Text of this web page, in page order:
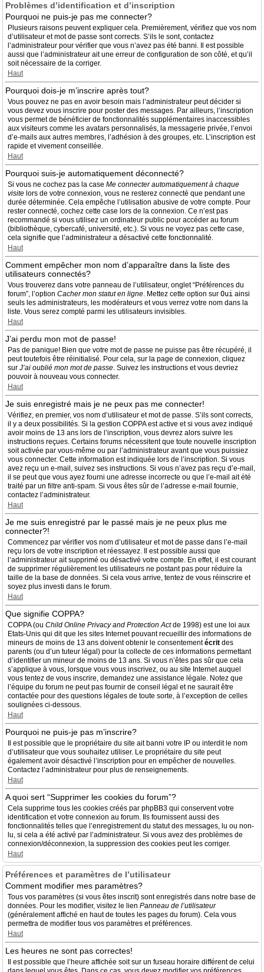
Problèmes d’identification et d’inscription
Pourquoi ne puis-je pas me connecter?
Plusieurs raisons peuvent expliquer cela. Premièrement, vérifiez que vos nom
d’utilisateur et mot de passe sont corrects. S’ils le sont, contactez
l’administrateur pour vérifier que vous n’avez pas été banni. Il est possible
aussi que l’administrateur ait une erreur de configuration de son côté, et qu’il
soit nécessaire de la corriger.
Haut
Pourquoi dois-je m’inscrire après tout?
Vous pouvez ne pas en avoir besoin mais l’administrateur peut décider si
vous devez vous inscrire pour poster des messages. Par ailleurs, l’inscription
vous permet de bénéficier de fonctionnalités supplémentaires inaccessibles
aux visiteurs comme les avatars personnalisés, la messagerie privée, l’envoi
d’e-mails aux autres membres, l’adhésion à des groupes, etc. L’inscription est
rapide et vivement conseillée.
Haut
Pourquoi suis-je automatiquement déconnecté?
Si vous ne cochez pas la case Me connecter automatiquement à chaque
visite lors de votre connexion, vous ne resterez connecté que pendant une
durée déterminée. Cela empêche l’utilisation abusive de votre compte. Pour
rester connecté, cochez cette case lors de la connexion. Ce n’est pas
recommandé si vous utilisez un ordinateur public pour accéder au forum
(bibliothèque, cybercafé, université, etc.). Si vous ne voyez pas cette case,
cela signifie que l’administrateur a désactivé cette fonctionnalité.
Haut
Comment empêcher mon nom d’apparaître dans la liste des
utilisateurs connectés?
Vous trouverez dans votre panneau de l’utilisateur, onglet “Préférences du
forum”, l’option Cacher mon statut en ligne. Mettez cette option sur Oui ainsi
seuls les administrateurs, les modérateurs et vous verrez votre nom dans la
liste. Vous serez compté parmi les utilisateurs invisibles.
Haut
J’ai perdu mon mot de passe!
Pas de panique! Bien que votre mot de passe ne puisse pas être récupéré, il
peut toutefois être réinitialisé. Pour cela, sur la page de connexion, cliquez
sur J’ai oublié mon mot de passe. Suivez les instructions et vous devriez
pouvoir à nouveau vous connecter.
Haut
Je suis enregistré mais je ne peux pas me connecter!
Vérifiez, en premier, vos nom d’utilisateur et mot de passe. S’ils sont corrects,
il y a deux possibilités. Si la gestion COPPA est active et si vous avez indiqué
avoir moins de 13 ans lors de l’inscription, vous devrez alors suivre les
instructions reçues. Certains forums nécessitent que toute nouvelle inscription
soit activée par vous-même ou par l’administrateur avant que vous puissiez
vous connecter. Cette information est indiquée lors de l’inscription. Si vous
avez reçu un e-mail, suivez ses instructions. Si vous n’avez pas reçu d’e-mail,
il se peut que vous ayez fourni une adresse incorrecte ou que l’e-mail ait été
traité par un filtre anti-spam. Si vous êtes sûr de l’adresse e-mail fournie,
contactez l’administrateur.
Haut
Je me suis enregistré par le passé mais je ne peux plus me
connecter?!
Commencez par vérifier vos nom d’utilisateur et mot de passe dans l’e-mail
reçu lors de votre inscription et réessayez. Il est possible aussi que
l’administrateur ait supprimé ou désactivé votre compte. En effet, il est courant
de supprimer régulièrement les utilisateurs ne postant pas pour réduire la
taille de la base de données. Si cela vous arrive, tentez de vous réinscrire et
soyez plus investi dans le forum.
Haut
Que signifie COPPA?
COPPA (ou Child Online Privacy and Protection Actde 1998) est une loi aux
Etats-Unis qui dit que les sites Internet pouvant recueillir des informations de
mineurs de moins de 13 ans doivent obtenir le consentementécrit des
parents (ou d’un tuteur légal) pour la collecte de ces informations permettant
d’identifier un mineur de moins de 13 ans. Si vous n’êtes pas sûr que cela
s’applique à vous, lorsque vous vous inscrivez, ou au site Internet auquel
vous tentez de vous inscrire, demandez une assistance légale. Notez que
l’équipe du forum ne peut pas fournir de conseil légal et ne saurait être
contactée pour des questions légales de toute sorte, à l’exception de celles
soulignées ci-dessous.
Haut
Pourquoi ne puis-je pas m’inscrire?
Il est possible que le propriétaire du site ait banni votre IP ou interdit le nom
d’utilisateur que vous souhaitez utiliser. Le propriétaire du site peut
également avoir désactivé l’inscription pour en empêcher de nouvelles.
Contactez l’administrateur pour plus de renseignements.
Haut
A quoi sert “Supprimer les cookies du forum”?
Cela supprime tous les cookies créés par phpBB3 qui conservent votre
identification et votre connexion au forum. Ils fournissent aussi des
fonctionnalités telles que l’enregistrement du statut des messages, lu ou non-
lu, si cela a été activé par l’administrateur. Si vous avez des problèmes de
connexion/déconnexion, la suppression des cookies peut les corriger.
Haut
Préférences et paramètres de l’utilisateur
Comment modifier mes paramètres?
Tous vos paramètres (si vous êtes inscrit) sont enregistrés dans notre base de
données. Pour les modifier, visitez le lien Panneau de l’utilisateur
(généralement affiché en haut de toutes les pages du forum). Cela vous
permettra de modifier tous vos paramètres et préférences.
Haut
Les heures ne sont pas correctes!
Il est possible que l’heure affichée soit sur un fuseau horaire différent de celui